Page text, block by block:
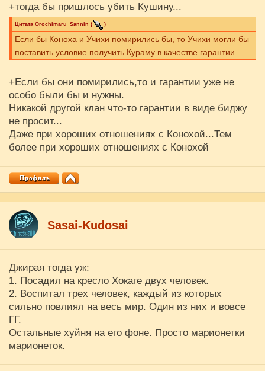
+тогда бы пришлось убить Кушину...
Цитата Orochimaru_Sannin ( )
Если бы Коноха и Учихи помирились бы, то Учихи могли бы
поставить условие получить Кураму в качестве гарантии.
+Если бы они помирились,то и гарантии уже не
особо были бы и нужны.
Никакой другой клан что-то гарантии в виде биджу
не просит...
Даже при хороших отношениях с Конохой...Тем
более при хороших отношениях с Конохой
Sasai-Kudosai
Джирая тогда уж:
1. Посадил на кресло Хокаге двух человек.
2. Воспитал трех человек, каждый из которых
сильно повлиял на весь мир. Один из них и вовсе
ГГ.
Остальные хуйня на его фоне. Просто марионетки
марионеток.